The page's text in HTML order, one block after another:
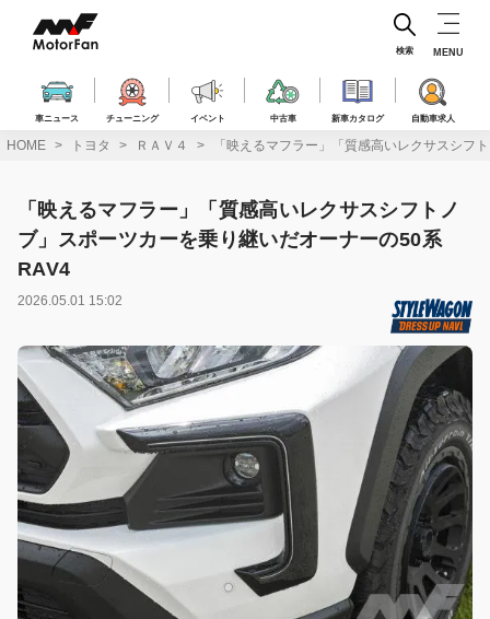
ス
車ニュース チューニング イベント 中古車 新車カタログ 自動車求人
検索 MENU
HOME トヨタ ＲＡＶ４ 「映えるマフラー」「質感高いレクサスシフ
「映えるマフラー」「質感高いレクサスシフトノ
ブ」スポーツカーを乗り継いだオーナーの50系
RAV4
2026.05.01 15:02